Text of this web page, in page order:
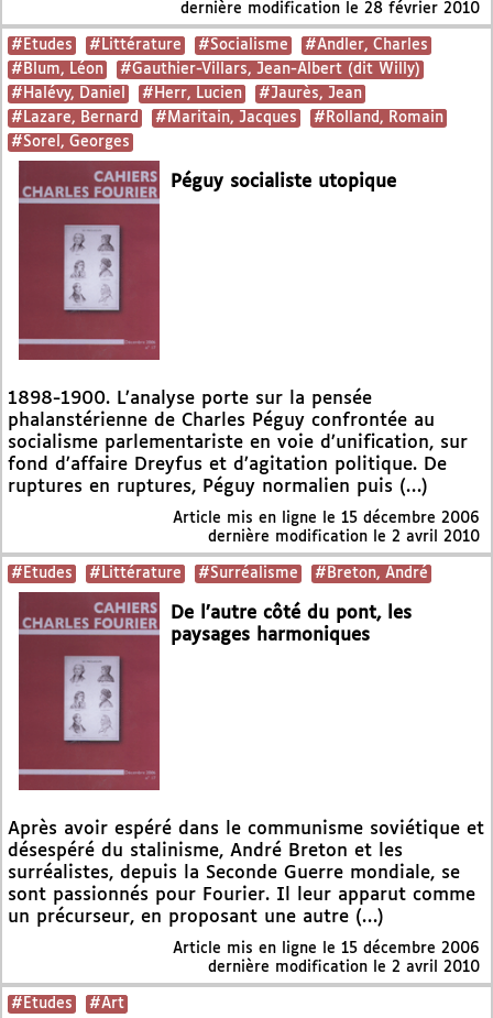
dernière modification le 28 février 2010
#Etudes #Littérature #Socialisme
#Andler, Charles
#Blum, Léon
#Gauthier-Villars, Jean-Albert (dit Willy)
#Halévy, Daniel
#Herr, Lucien
#Jaurès, Jean
#Lazare, Bernard
#Maritain, Jacques
#Rolland, Romain
#Sorel, Georges
Péguy socialiste utopique
1898-1900. L’analyse porte sur la pensée
phalanstérienne de Charles Péguy confrontée au
socialisme parlementariste en voie d’unification, sur
fond d’affaire Dreyfus et d’agitation politique. De
ruptures en ruptures, Péguy normalien puis (…)
Article mis en ligne le 15 décembre 2006
dernière modification le 2 avril 2010
#Etudes #Littérature #Surréalisme #Breton, André
De l’autre côté du pont, les
paysages harmoniques
Après avoir espéré dans le communisme soviétique et
désespéré du stalinisme, André Breton et les
surréalistes, depuis la Seconde Guerre mondiale, se
sont passionnés pour Fourier. Il leur apparut comme
un précurseur, en proposant une autre (…)
Article mis en ligne le 15 décembre 2006
dernière modification le 2 avril 2010
#Etudes #Art